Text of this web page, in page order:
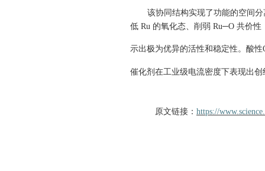
该协同结构实现了功能的空间
低 Ru 的氧化态、削弱 Ru─O 共价性
示出极为优异的活性和稳定性。酸性
催化剂在工业级电流密度下表现出
原文链接： https://